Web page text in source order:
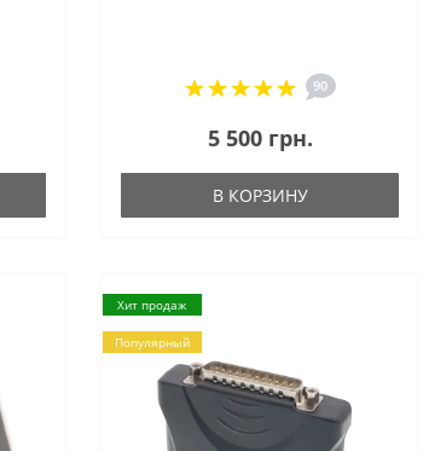
90
5 500 грн.
В КОРЗИНУ
Хит продаж
Популярный